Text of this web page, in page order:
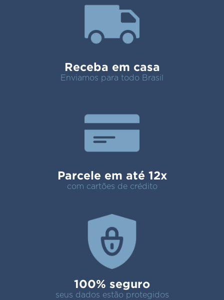
Receba em casa
Enviamos para todo Brasil
Parcele em até 12x
com cartões de crédito
100% seguro
seus dados estão protegidos